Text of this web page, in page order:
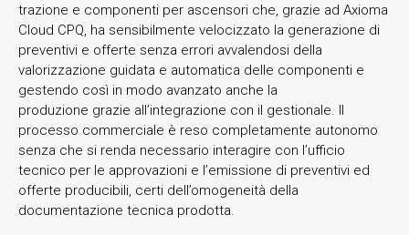
trazione e componenti per ascensori che, grazie ad Axioma
Cloud CPQ, ha sensibilmente velocizzato la generazione di
preventivi e offerte senza errori avvalendosi della
valorizzazione guidata e automatica delle componenti e
gestendo così in modo avanzato anche la
produzione grazie all’integrazione con il gestionale. Il
processo commerciale è reso completamente autonomo
senza che si renda necessario interagire con l’ufficio
tecnico per le approvazioni e l’emissione di preventivi ed
offerte producibili, certi dell’omogeneità della
documentazione tecnica prodotta.